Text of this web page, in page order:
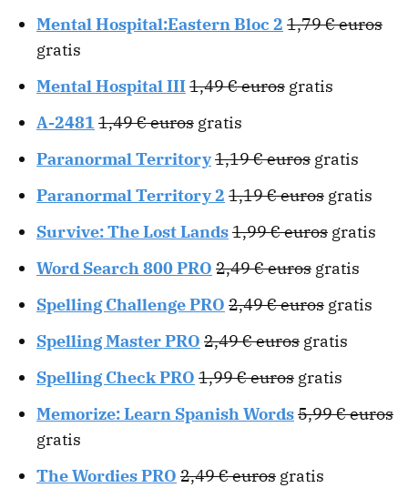
Mental Hospital:Eastern Bloc 2 1,79 € euros
gratis
Mental Hospital III1,49 € euros gratis
A-2481 1,49 € euros gratis
Paranormal Territory1,19 € euros gratis
Paranormal Territory 2 1,19 € euros gratis
Survive: The Lost Lands1,99 € euros gratis
Word Search 800 PRO 2,49 € euros gratis
Spelling Challenge PRO 2,49 € euros gratis
Spelling Master PRO 2,49 € euros gratis
Spelling Check PRO 1,99 € euros gratis
Memorize: Learn Spanish Words5,99 € euros
gratis
The Wordies PRO 2,49 € euros gratis